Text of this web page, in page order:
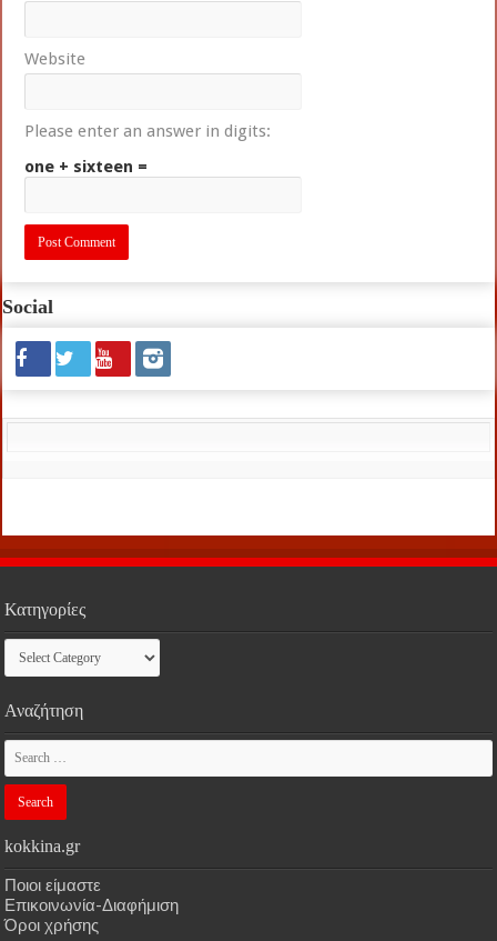
Website
Please enter an answer in digits:
one + sixteen =
Social
Κατηγορίες
Κατηγορίες
Αναζήτηση
kokkina.gr
Ποιοι είμαστε
Επικοινωνία-Διαφήμιση
Όροι χρήσης